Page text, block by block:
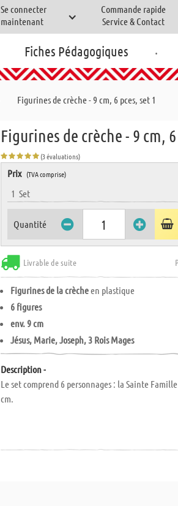
Se connecter
maintenant
Commande rapide
Service & Contact
Fiches Pédagogiques .
Figurines de crèche - 9 cm, 6 pces, set 1
Figurines de crèche - 9 cm,
(3 évaluations)
Prix (TVA comprise)
1Set
Quantité
Livrable de suite
Figurines de la crècheen plastique
6 figures
env. 9 cm
Jésus, Marie, Joseph, 3 Rois Mages
Description -
Le set comprend 6 personnages : la Sainte
cm.